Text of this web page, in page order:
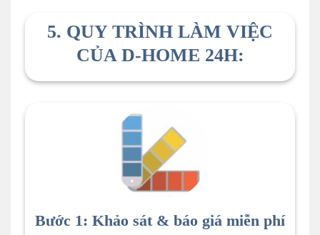
5. QUY TRÌNH LÀM VIỆC
CỦA D-HOME 24H:
Bước 1: Khảo sát & báo giá miễn phí